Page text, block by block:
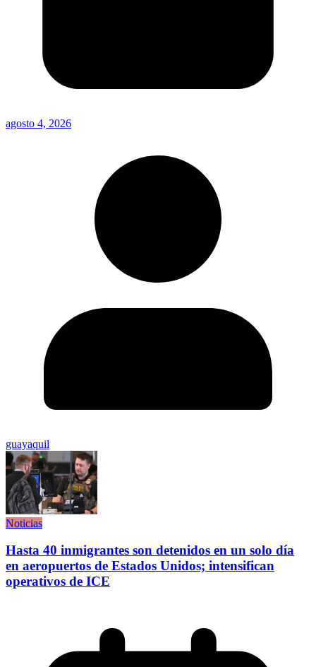
agosto 4, 2026
guayaquil
Noticias
Hasta 40 inmigrantes son detenidos en un solo día
en aeropuertos de Estados Unidos; intensifican
operativos de ICE